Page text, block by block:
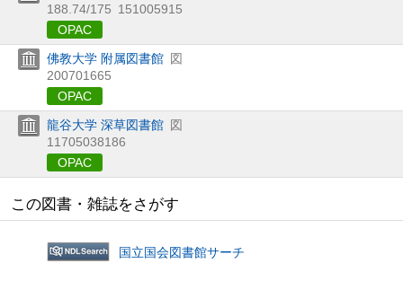
188.74/175 151005915
OPAC
佛教大学 附属図書館 図
200701665
OPAC
龍谷大学 深草図書館 図
11705038186
OPAC
この図書・雑誌をさがす
国立国会図書館サーチ